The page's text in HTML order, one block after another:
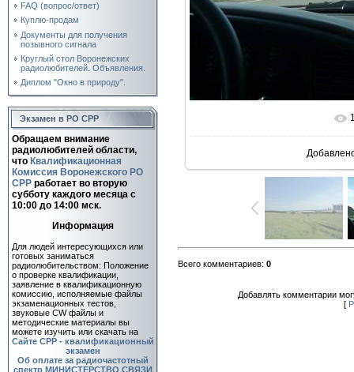
FAQ (вопрос/ответ)
Куплю-продам
Документы для получения
позывного сигнала
Круглый стол Воронежских
радиолюбителей. Объявления.
Диплом "Окно в природу".
Экзамен в РО СРР
Обращаем внимание
радиолюбителей области,
что Квалификационная
Комиссия Воронежского РО
СРР работает во вторую
субботу каждого месяца c
10:00 до 14:00 мск.
Информация
Для людей интересующихся или
готовых заниматься
радиолюбительством: Положение
о проверке квалификации,
заявление в квалификационную
комиссию, исполняемые файлы
экзаменационных тестов,
звуковые CW файлы и
методические материалы вы
можете изучить или скачать на
Сайте СРР - квалификационный
экзамен
Об оплате за радиочастотный
спектр МИНИСТЕРСТВО СВЯЗИ
В
Всего комментариев: 0
Добавлять комментарии
[